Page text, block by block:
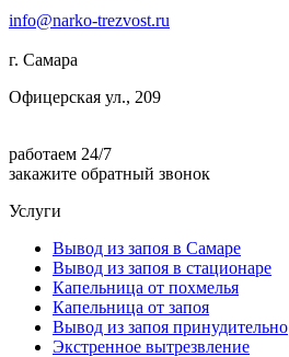
info@narko-trezvost.ru
г. Самара
Офицерская ул., 209
работаем 24/7
закажите обратный звонок
Услуги
Вывод из запоя в Самаре
Вывод из запоя в стационаре
Капельница от похмелья
Капельница от запоя
Вывод из запоя принудительно
Экстренное вытрезвление